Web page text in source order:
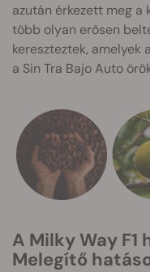
azután érkezett meg a
több olyan erősen
kereszteztek, amelyek
a Sin Tra Bajo Auto
A Milky Way F1
Melegítő